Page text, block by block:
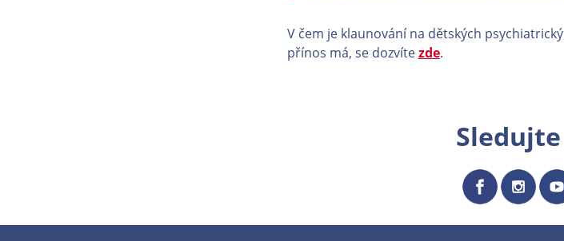
V čem je klaunování na dětských
přínos má, se dozvítezde.